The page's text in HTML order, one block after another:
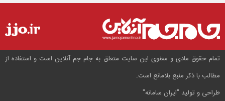
تمام حقوق مادی و معنوی این سایت متعلق به جام جم آنلاین است و استفاده از
مطالب با ذکر منبع بلامانع است.
طراحی و تولید "ایران سامانه"